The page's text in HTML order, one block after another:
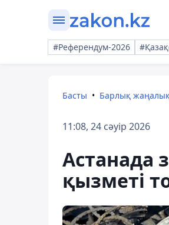
#Референдум-2026
Басты Барлық
11:08, 24 сәуір 2026
Астанада
қызметі